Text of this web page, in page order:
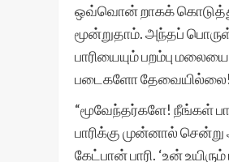
ஒவ்வொன் றாகக்
மூன்றுதாம். அந்தப்
பாரியையும் பறம்பு
படைகளோ
“மூவேந்தர்களே! நீங்கள்
பாரிக்கு முன்னால் சென்று
கேட்பான் பாரி. ‘உன்